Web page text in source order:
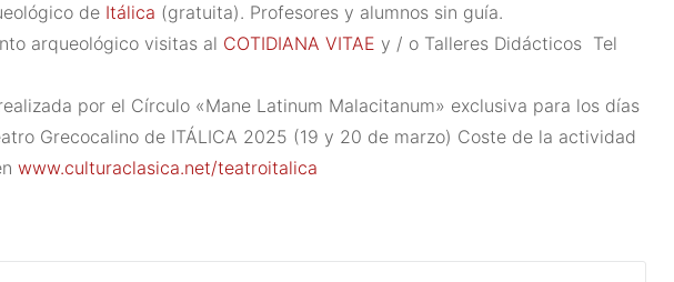
de Itálica (gratuita). Profesores y alumnos sin guía.
arqueológico visitas al COTIDIANA VITAE y / o Talleres Didácticos Tel
por el Círculo «Mane Latinum Malacitanum» exclusiva para los días
Grecocalino de ITÁLICA 2025 (19 y 20 de marzo) Coste de la actividad
www.culturaclasica.net/teatroitalica